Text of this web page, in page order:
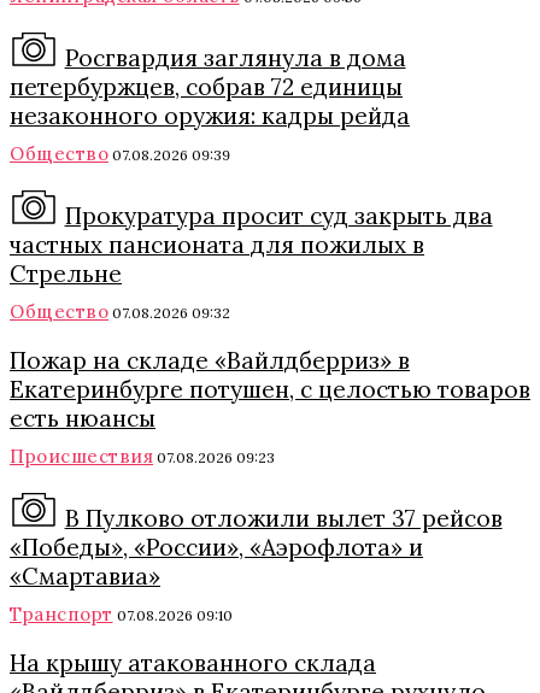
Росгвардия заглянула в дома
петербуржцев, собрав 72 единицы
незаконного оружия: кадры рейда
Общество 07.08.2026 09:39
Прокуратура просит суд закрыть два
частных пансионата для пожилых в
Стрельне
Общество 07.08.2026 09:32
Пожар на складе «Вайлдберриз» в
Екатеринбурге потушен, с целостью товаров
есть нюансы
Происшествия 07.08.2026 09:23
В Пулково отложили вылет 37 рейсов
«Победы», «России», «Аэрофлота» и
«Смартавиа»
Транспорт 07.08.2026 09:10
На крышу атакованного склада